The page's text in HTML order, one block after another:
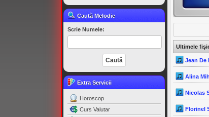
Caută Melodie
Scrie Numele:
Extra Servicii
Horoscop
Curs Valutar
Ultimele
Jean De
Alina
Nicolas
Florinel